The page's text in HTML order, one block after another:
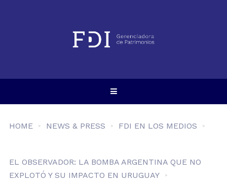
HOME NEWS & PRESS FDI EN LOS MEDIOS
EL OBSERVADOR: LA BOMBA ARGENTINA QUE NO
EXPLOTÓ Y SU IMPACTO EN URUGUAY